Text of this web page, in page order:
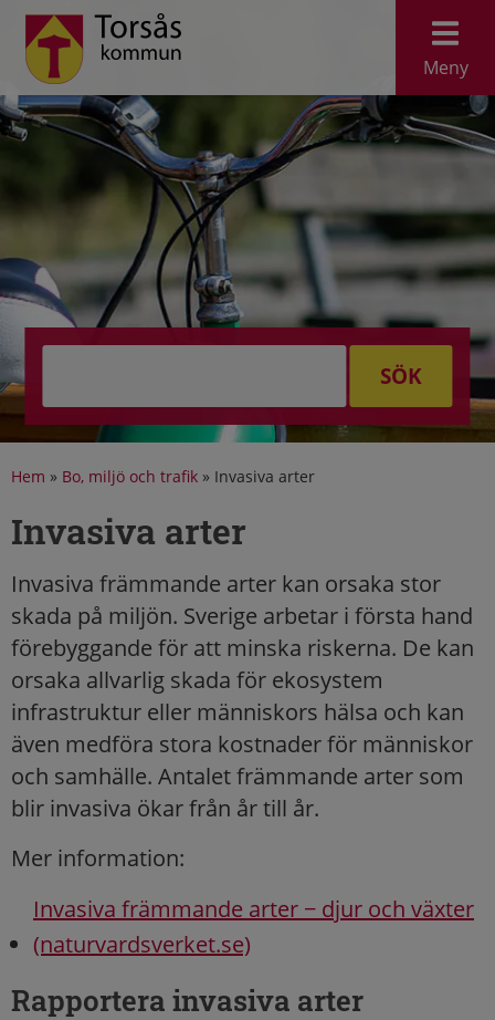
Meny
SÖK
Hem » Bo, miljö och trafik » Invasiva arter
Invasiva arter
Invasiva främmande arter kan orsaka stor
skada på miljön. Sverige arbetar i första hand
förebyggande för att minska riskerna. De kan
orsaka allvarlig skada för ekosystem
infrastruktur eller människors hälsa och kan
även medföra stora kostnader för människor
och samhälle. Antalet främmande arter som
blir invasiva ökar från år till år.
Mer information:
Invasiva främmande arter − djur och växter
(naturvardsverket.se)
Rapportera invasiva arter